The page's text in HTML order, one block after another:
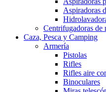
Aspiradoras
Centrifugadoras de
Caza, Pesca y Camping
Armería
Pistolas
Rifles
Rifles aire
Binoculares